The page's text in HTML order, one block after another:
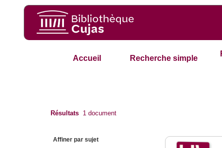
Accueil Recherche simple
Résultats 1 document
Affiner par sujet